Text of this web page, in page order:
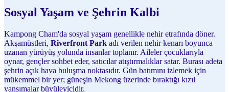
Sosyal Yaşam ve Şehrin Kalbi
Kampong Cham'da sosyal yaşam genellikle nehir etrafında döner.
Akşamüstleri, Riverfront Park adı verilen nehir kenarı boyunca
uzanan yürüyüş yolunda insanlar toplanır. Aileler çocuklarıyla
oynar, gençler sohbet eder, satıcılar atıştırmalıklar satar. Burası adeta
şehrin açık hava buluşma noktasıdır. Gün batımını izlemek için
mükemmel bir yer; güneşin Mekong üzerinde bıraktığı kızıl
yansımalar büyüleyicidir.